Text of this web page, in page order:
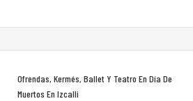
Ofrendas, Kermés, Ballet Y Teatro En Día De
Muertos En Izcalli